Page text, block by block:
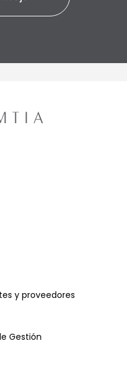
y proveedores
Gestión